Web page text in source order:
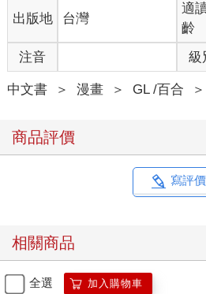
出版地 台灣
適
齡
注音 級
中文書 ＞ 漫畫 ＞ GL /百合 ＞
商品評價
寫評價
相關商品
全選 加入購物車